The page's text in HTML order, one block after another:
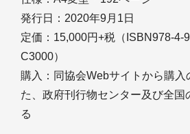
発行日：2020年9月1日
定価：15,000円+税（ISBN978-4-
C3000）
購入：同協会Webサイトから購入
た、政府刊行物センター及び全国
る